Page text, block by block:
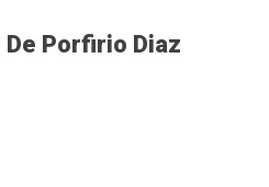
Porfirio Diaz